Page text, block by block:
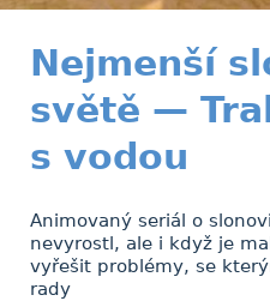
Nejmenší
světě —
s vodou
Animovaný seriál o
nevyrostl, ale i když je
vyřešit problémy, se
rady